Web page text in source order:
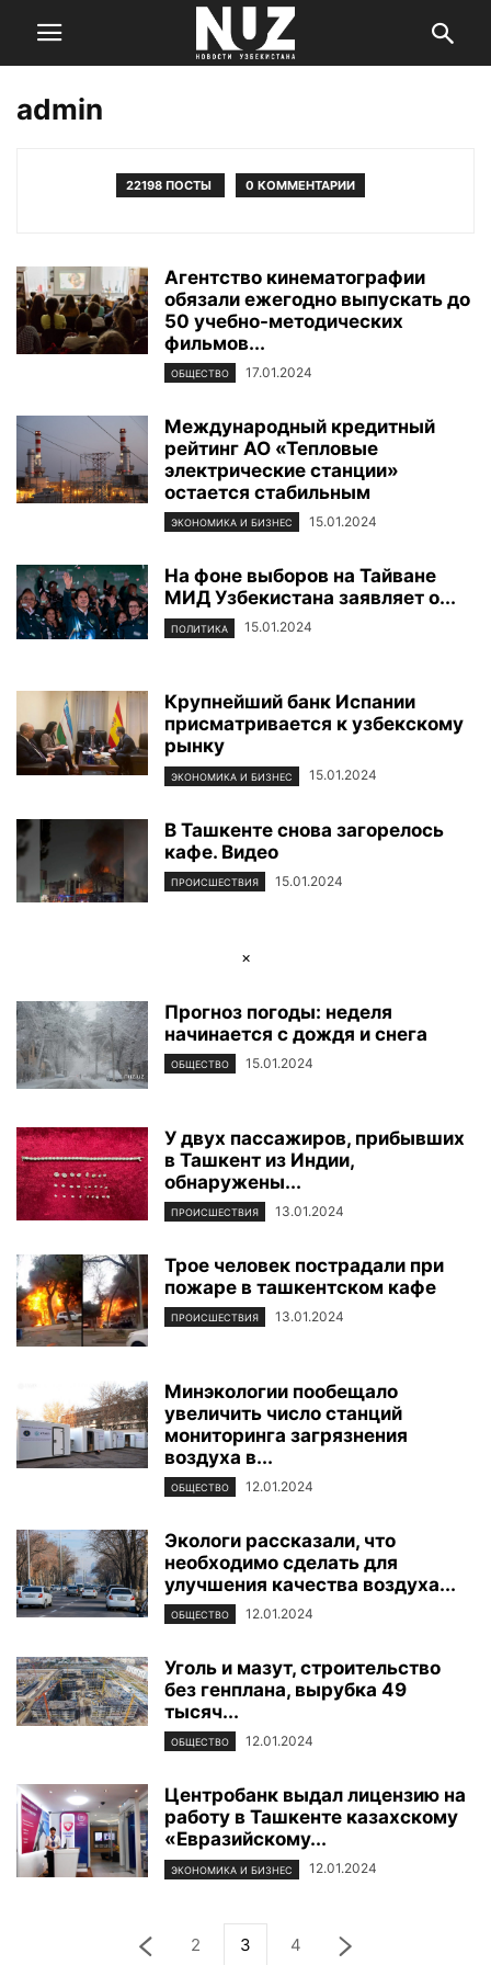
admin
22198 ПОСТЫ 0 КОММЕНТАРИИ
Агентство кинематографии
обязали ежегодно выпускать до
50 учебно-методических
фильмов...
ОБЩЕСТВО 17.01.2024
Международный кредитный
рейтинг АО «Тепловые
электрические станции»
остается стабильным
ЭКОНОМИКА И БИЗНЕС 15.01.2024
На фоне выборов на Тайване
МИД Узбекистана заявляет о...
ПОЛИТИКА 15.01.2024
Крупнейший банк Испании
присматривается к узбекскому
рынку
ЭКОНОМИКА И БИЗНЕС 15.01.2024
В Ташкенте снова загорелось
кафе. Видео
ПРОИСШЕСТВИЯ 15.01.2024
×
Прогноз погоды: неделя
начинается с дождя и снега
ОБЩЕСТВО 15.01.2024
У двух пассажиров, прибывших
в Ташкент из Индии,
обнаружены...
ПРОИСШЕСТВИЯ 13.01.2024
Трое человек пострадали при
пожаре в ташкентском кафе
ПРОИСШЕСТВИЯ 13.01.2024
Минэкологии пообещало
увеличить число станций
мониторинга загрязнения
воздуха в...
ОБЩЕСТВО 12.01.2024
Экологи рассказали, что
необходимо сделать для
улучшения качества воздуха...
ОБЩЕСТВО 12.01.2024
Уголь и мазут, строительство
без генплана, вырубка 49
тысяч...
ОБЩЕСТВО 12.01.2024
Центробанк выдал лицензию на
работу в Ташкенте казахскому
«Евразийскому...
ЭКОНОМИКА И БИЗНЕС 12.01.2024
2 3 4